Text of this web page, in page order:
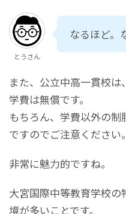
とうさん
なるほど。
また、公立中高一貫校
学費は無償です。
もちろん、学費以外の
ですのでご注意ください。
非常に魅力的ですね。
大宮国際中等教育学校
境が多いことです。